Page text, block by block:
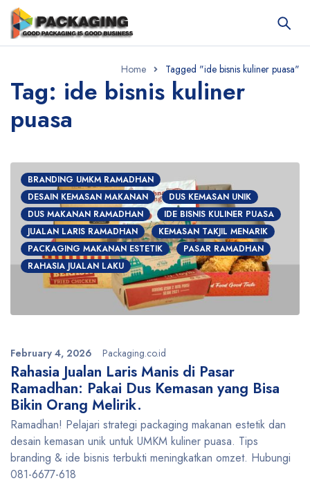
Home Tagged "ide bisnis kuliner puasa"
Tag: ide bisnis kuliner
puasa
BRANDING UMKM RAMADHAN
DESAIN KEMASAN MAKANAN
DUS KEMASAN UNIK
DUS MAKANAN RAMADHAN
IDE BISNIS KULINER PUASA
JUALAN LARIS RAMADHAN
KEMASAN TAKJIL MENARIK
PACKAGING MAKANAN ESTETIK
PASAR RAMADHAN
RAHASIA JUALAN LAKU
February 4, 2026 Packaging.co.id
Rahasia Jualan Laris Manis di Pasar
Ramadhan: Pakai Dus Kemasan yang Bisa
Bikin Orang Melirik.
Ramadhan! Pelajari strategi packaging makanan estetik dan
desain kemasan unik untuk UMKM kuliner puasa. Tips
branding & ide bisnis terbukti meningkatkan omzet. Hubungi
081-6677-618